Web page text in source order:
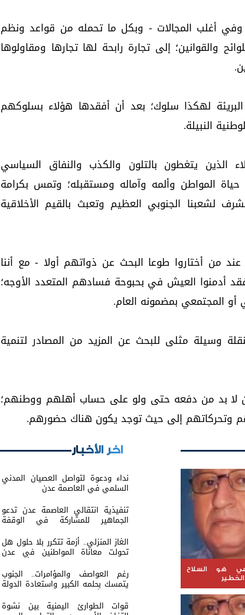
أغلب المجالات - وبكل ما تحمله من قواعد ونظم
والقوانين؛ إلى تجارة رابحة لها تجارها ومقاولوها
لهكذا سلوك؛ بعد أن أفقدها هؤلاء بسلوكهم
النبيلة.
الذين يتغطون بالتلون والكذب والنفاق السياسي
المواطن وألمه وآماله ومستقبله؛ وتمس بكرامة
لشعبنا الجنوبي العظيم وتعبث بالقيم الأخلاقية
من أختاروا طوعا البحث عن ذواتهم أولا - مع أننا
أدمنوا العيش في بحبوحة فسادهم المتعدد الأوجه؛
المجتمعي بمضمونه العام.
وسيلة مثلى للبحث عن المزيد من المصادر لتنمية
بد من دفعه حتى ولو على حساب أهلهم ووطنهم؛
وتحركاتهم إلى حيث توجد يكون هناك حضورهم.
هو السلاح
الخطير
اخر الأخبار
نداء ودعوة لتواصل العصيان المدني
السلمي في العاصمة عدن
تنفيذية انتقالي العاصمة عدن تدعو
الجماهير للمشاركة في الوقفة
التضامنية مع المعتقل البطل معين
المقرحي
الغاز المنزلي.. أزمة تتكرر بلا حلول هل
تحولت معاناة المواطنين في عدن
والمحافظات إلى ورقة ضغط أم نتيجة
لفشل الإدارة؟
رغم العواصف والمؤامرات.. الجنوب
يتمسك بحلمه الكبير واستعادة الدولة
باتت عنوانًا لمرحلة الصمود
قوات الطوارئ اليمنية بين نشوة